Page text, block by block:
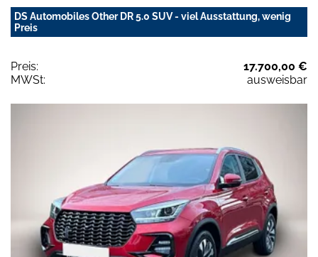
DS Automobiles Other DR 5.0 SUV - viel Ausstattung, wenig
Preis
Preis:
17.700,00 €
MWSt:
ausweisbar